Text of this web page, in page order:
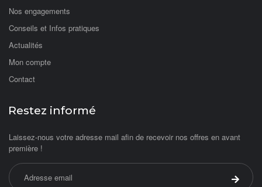
Nos engagements
Conseils et Infos pratiques
Actualités
Mon compte
Contact
Restez informé
Laissez-nous votre adresse mail afin de recevoir nos offres en avant
première !
Adresse email
Valider